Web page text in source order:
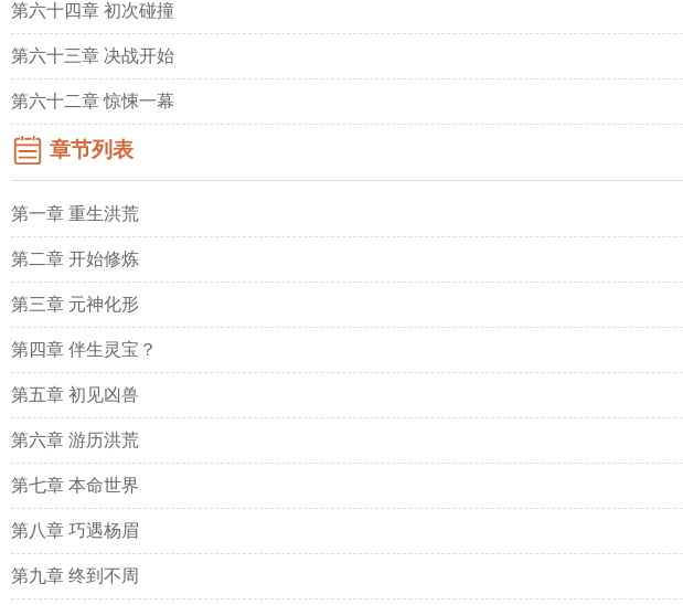
第六十四章 初次碰撞
第六十三章 决战开始
第六十二章 惊悚一幕
章节列表
第一章 重生洪荒
第二章 开始修炼
第三章 元神化形
第四章 伴生灵宝？
第五章 初见凶兽
第六章 游历洪荒
第七章 本命世界
第八章 巧遇杨眉
第九章 终到不周